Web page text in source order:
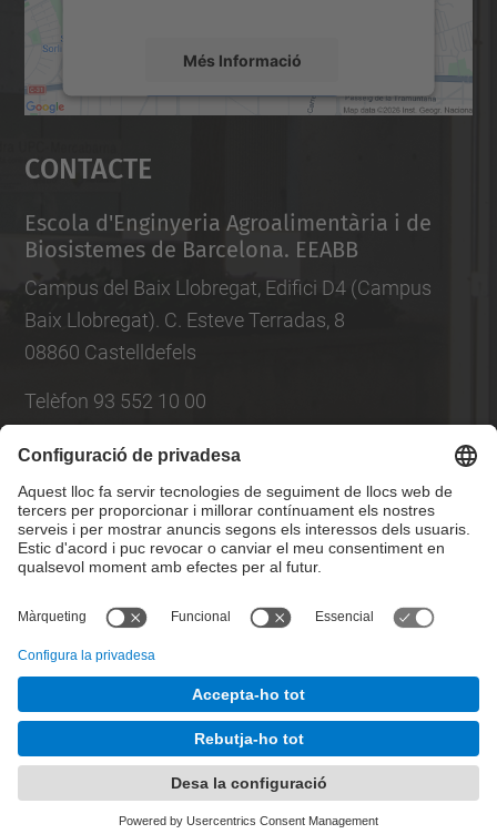
Més Informació
Accepta
powered by
Contacte
Escola d'Enginyeria Agroalimentària i de
Biosistemes de Barcelona. EEABB
Campus del Baix Llobregat, Edifici D4 (Campus
Baix Llobregat). C. Esteve Terradas, 8
08860 Castelldefels
Telèfon 93 552 10 00
Llista Xarxes Socials
© UPCEscola d'Enginyeria Agroalimentària i de
Biosistemes de Barcelona
Desenvolupat amb